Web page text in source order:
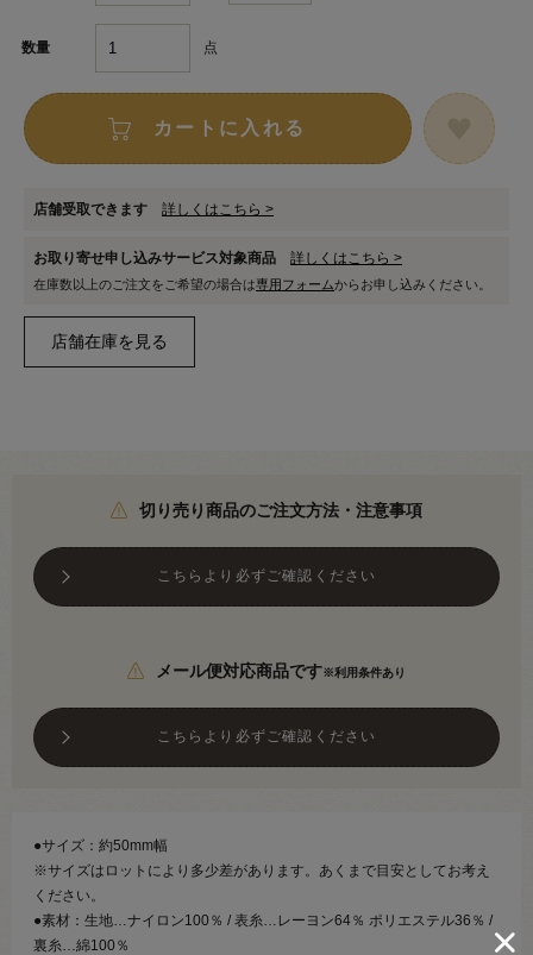
数量 点
カートに入れる
店舗受取できます 詳しくはこちら >
お取り寄せ申し込みサービス対象商品 詳しくはこちら >
在庫数以上のご注文をご希望の場合は専用フォームからお申し込みください。
切り売り商品のご注文方法・注意事項
こちらより必ずご確認ください
メール便対応商品です※利用条件あり
こちらより必ずご確認ください
●サイズ：約50mm幅
※サイズはロットにより多少差があります。あくまで目安としてお考え
ください。
●素材：生地…ナイロン100％ / 表糸…レーヨン64％ ポリエステル36％ /
裏糸…綿100％